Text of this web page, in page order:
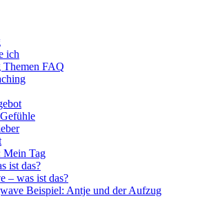
ich
Themen FAQ
Mein Tag
ist das?
– was ist das?
Beispiel: Antje und der Aufzug